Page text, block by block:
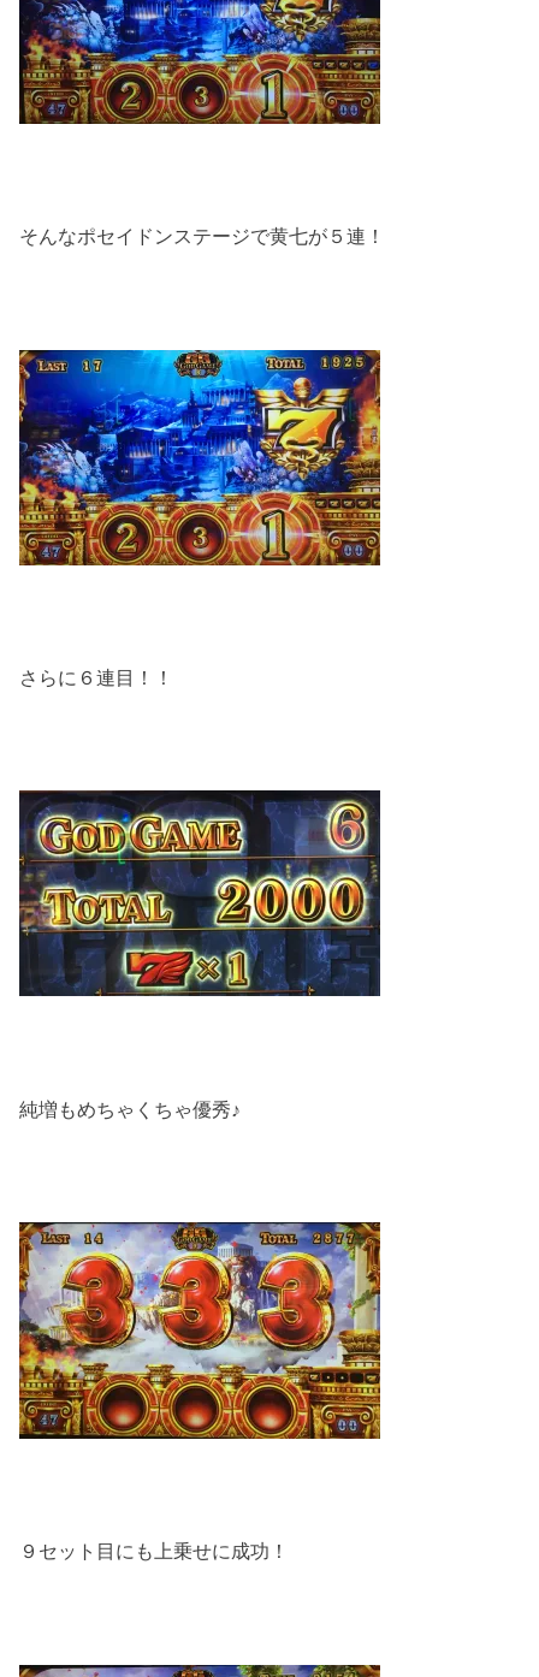
そんなポセイドンステージで黄七が５連！
さらに６連目！！
純増もめちゃくちゃ優秀♪
９セット目にも上乗せに成功！